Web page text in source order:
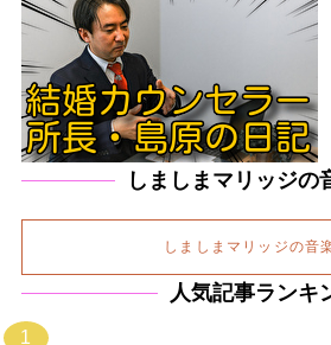
しましまマリッジの
しましまマリッジの音
人気記事ランキ
1